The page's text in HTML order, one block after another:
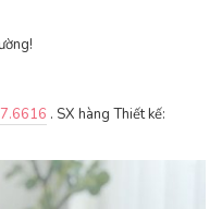
. SX hàng Thiết kế: